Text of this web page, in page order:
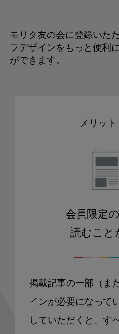
モリタ友の会に登録いた
フデザインをもっと便利
ができます。
メリット
会員限定
読むこと
掲載記事の一部（ま
インが必要になって
していただくと、す